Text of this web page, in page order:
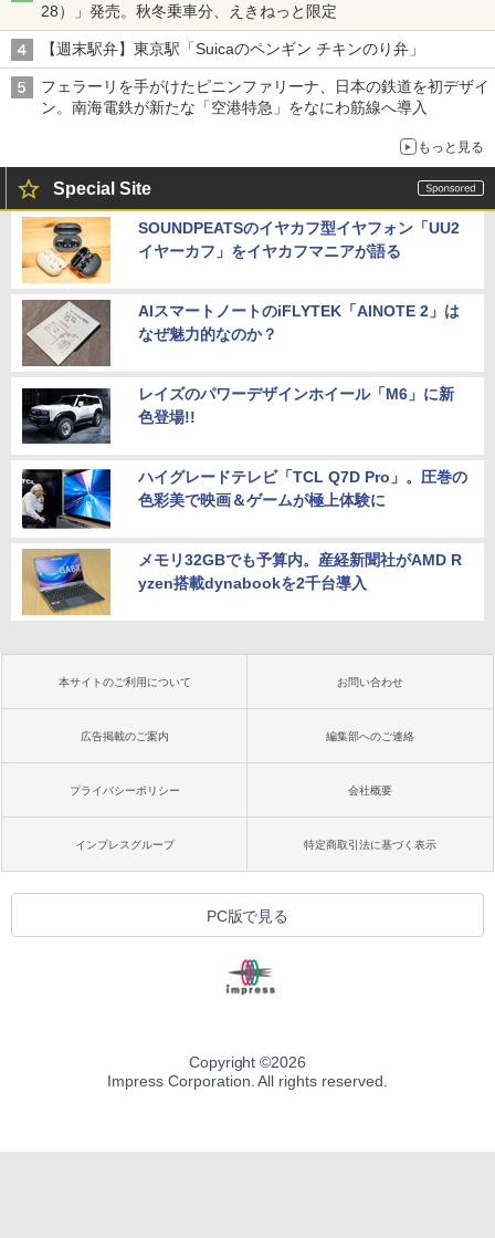
28）」発売。秋冬乗車分、えきねっと限定
【週末駅弁】東京駅「Suicaのペンギン チキンのり弁」
フェラーリを手がけたピニンファリーナ、日本の鉄道を初デザイ
ン。南海電鉄が新たな「空港特急」をなにわ筋線へ導入
もっと見る
Special Site
SOUNDPEATSのイヤカフ型イヤフォン「UU2
イヤーカフ」をイヤカフマニアが語る
AIスマートノートのiFLYTEK「AINOTE 2」は
なぜ魅力的なのか？
レイズのパワーデザインホイール「M6」に新
色登場!!
ハイグレードテレビ「TCL Q7D Pro」。圧巻の
色彩美で映画＆ゲームが極上体験に
メモリ32GBでも予算内。産経新聞社がAMD R
yzen搭載dynabookを2千台導入
本サイトのご利用について お問い合わせ
広告掲載のご案内 編集部へのご連絡
プライバシーポリシー 会社概要
インプレスグループ 特定商取引法に基づく表示
PC版で見る
Copyright ©2026
Impress Corporation. All rights reserved.